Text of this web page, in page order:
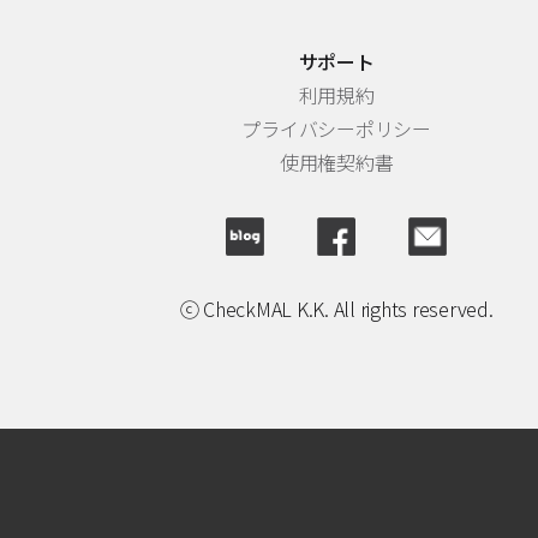
サポート
利用規約
プライバシーポリシー
使用権契約書
ⓒ CheckMAL K.K. All rights reserved.